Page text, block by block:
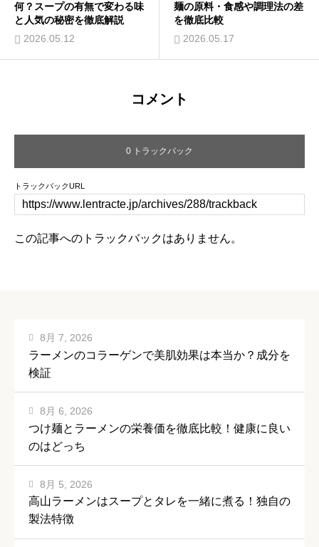
何？スープの有無で変わる味
と人気の秘密を徹底解説
2026.05.12
麺の原料・食感や調理法の差
を徹底比較
2026.05.17
コメント
0 トラックバック
トラックバックURL
この記事へのトラックバックはありません。
ラーメンのコラーゲンで美肌効果は本当か？成分を
検証
8月 7, 2026
つけ麺とラーメンの栄養価を徹底比較！健康に良い
のはどっち
8月 6, 2026
高山ラーメンはスープとタレを一緒に煮る！独自の
製法特徴
8月 5, 2026